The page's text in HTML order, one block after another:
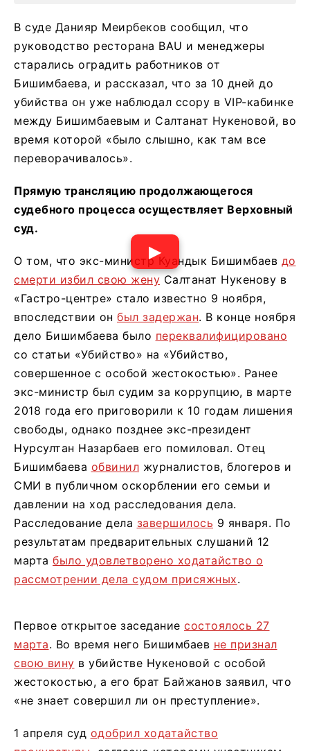
В суде Данияр Меирбеков сообщил, что
руководство ресторана BAU и менеджеры
старались оградить работников от
Бишимбаева, и рассказал, что за 10 дней до
убийства он уже наблюдал ссору в VIP-кабинке
между Бишимбаевым и Салтанат Нукеновой, во
время которой «было слышно, как там все
переворачивалось».
Прямую трансляцию продолжающегося
судебного процесса осуществляет Верховный
суд.
▶
О том, что экс-министр Куандык Бишимбаев до
смерти избил свою жену Салтанат Нукенову в
«Гастро-центре» стало известно 9 ноября,
впоследствии он был задержан. В конце ноября
дело Бишимбаева было переквалифицировано
со статьи «Убийство» на «Убийство,
совершенное с особой жестокостью». Ранее
экс-министр был судим за коррупцию, в марте
2018 года его приговорили к 10 годам лишения
свободы, однако позднее экс-президент
Нурсултан Назарбаев его помиловал. Отец
Бишимбаева обвинил журналистов, блогеров и
СМИ в публичном оскорблении его семьи и
давлении на ход расследования дела.
Расследование дела завершилось 9 января. По
результатам предварительных слушаний 12
марта было удовлетворено ходатайство о
рассмотрении дела судом присяжных.
Первое открытое заседание состоялось 27
марта. Во время него Бишимбаев не признал
свою вину в убийстве Нукеновой с особой
жестокостью, а его брат Байжанов заявил, что
«не знает совершил ли он преступление».
1 апреля суд одобрил ходатайство